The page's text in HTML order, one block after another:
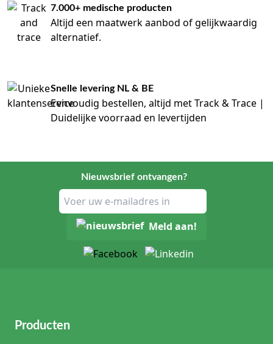
7.000+ medische producten
Altijd een maatwerk aanbod of gelijkwaardig
alternatief.
Snelle levering NL & BE
Eenvoudig bestellen, altijd met Track & Trace |
Duidelijke voorraad en levertijden
Nieuwsbrief ontvangen?
Meld aan!
Producten